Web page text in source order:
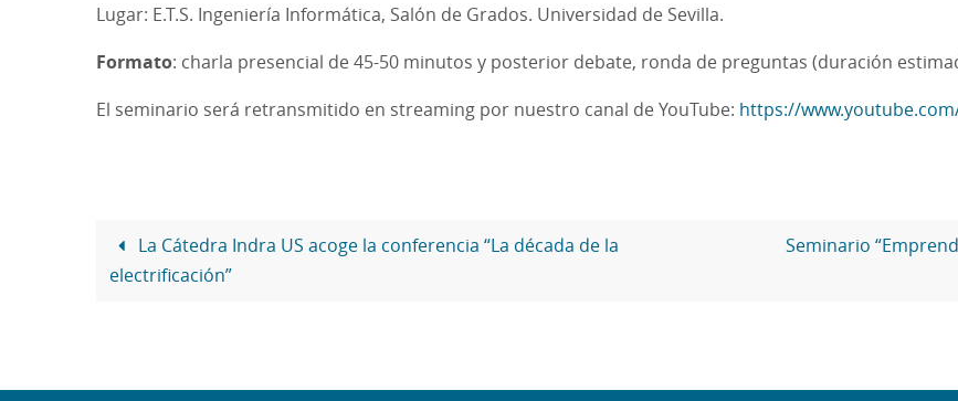
Lugar: E.T.S. Ingeniería Informática, Salón de Grados. Universidad de Sevilla.
Formato: charla presencial de 45-50 minutos y posterior debate, ronda de preguntas (duración
El seminario será retransmitido en streaming por nuestro canal de YouTube: https://
La Cátedra Indra US acoge la conferencia “La década de la
electrificación”
Seminario